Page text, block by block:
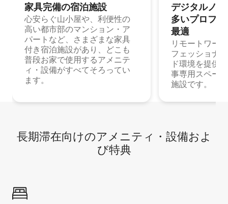
家具完備の宿⁠泊⁠施⁠設
心安らぐ山小屋や、利便性の
高い都市部のマンション・ア
パートなど、さまざまな家具
付き宿泊施設があり、どこも
普段お家で使用するアメニテ
ィ・設備がすべてそろってい
ます。
デジタルノ
多⁠いプ⁠ロ⁠フ⁠
最⁠適
リモートワー
フェッショナ
ド環境を提供
事専用スペー
施設です。
長期滞在向け⁠のア⁠メ⁠ニ⁠テ⁠ィ⁠・設⁠備⁠およ
び特⁠典